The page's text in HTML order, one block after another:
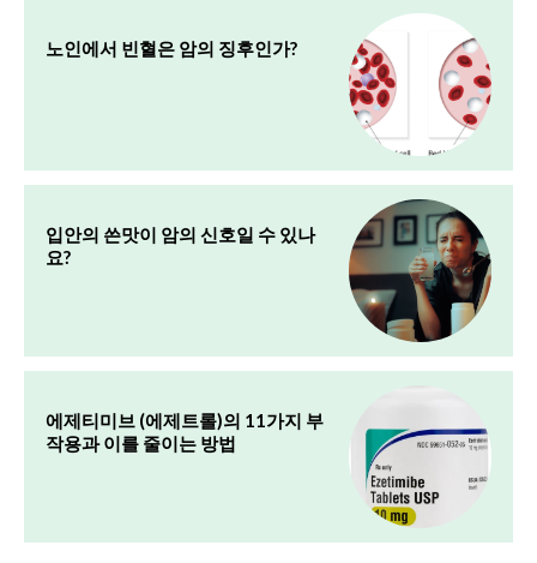
노인에서 빈혈은 암의 징후인가?
입안의 쓴맛이 암의 신호일 수 있나
요?
에제티미브 (에제트롤)의 11가지 부
작용과 이를 줄이는 방법